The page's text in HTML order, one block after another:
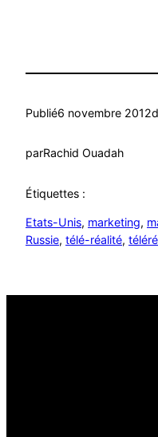
Publié6 novembre 2012
parRachid Ouadah
Étiquettes :
Etats-Unis, marketing,
Russie, télé-réalité,